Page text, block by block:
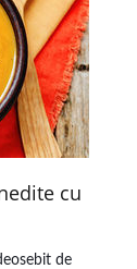
cu
de